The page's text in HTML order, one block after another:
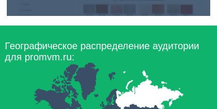
Географическое распределение аудитории
для promvm.ru: